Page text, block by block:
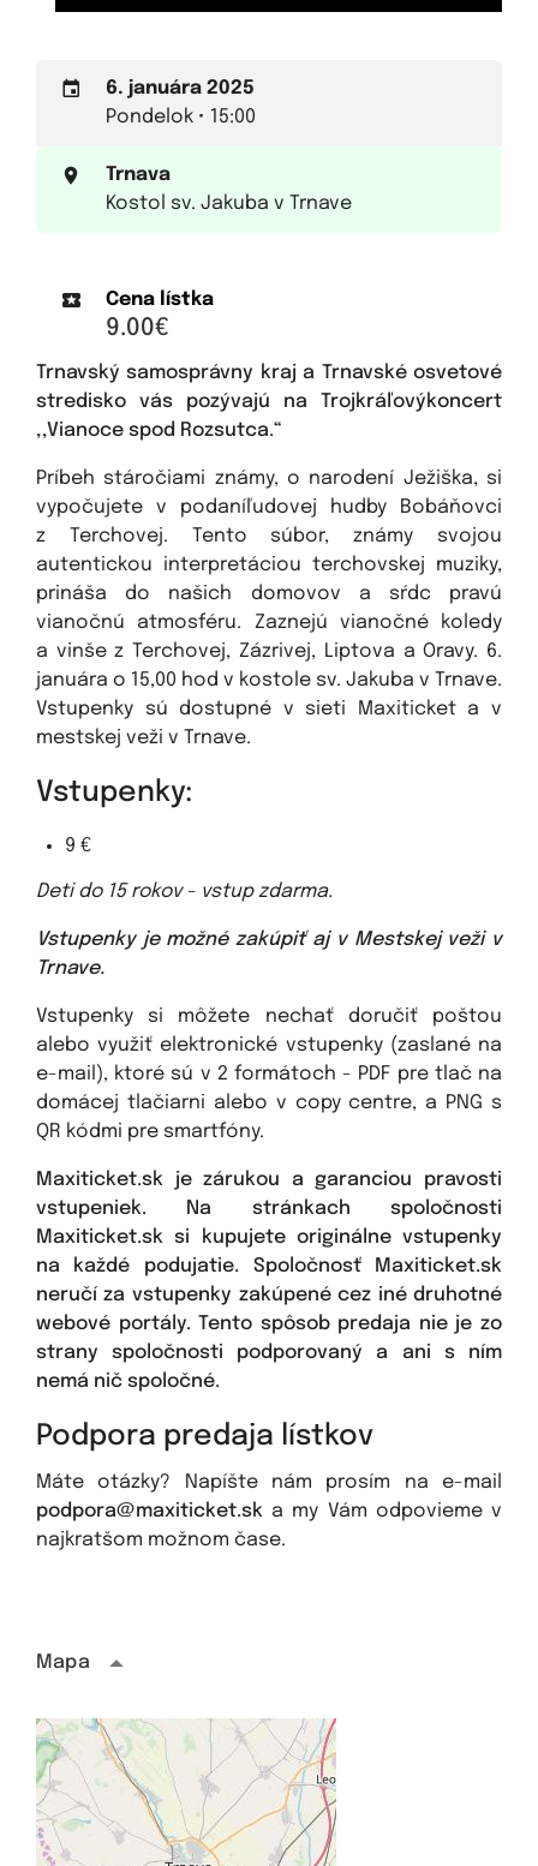
6. januára 2025
Pondelok • 15:00
Trnava
Kostol sv. Jakuba v Trnave
Cena lístka
9.00€
Trnavský samosprávny kraj a Trnavské osvetové
stredisko vás pozývajú na Trojkráľovýkoncert
,,Vianoce spod Rozsutca.“
Príbeh stáročiami známy, o narodení Ježiška, si
vypočujete v podaníľudovej hudby Bobáňovci
z Terchovej. Tento súbor, známy svojou
autentickou interpretáciou terchovskej muziky,
prináša do našich domovov a sŕdc pravú
vianočnú atmosféru. Zaznejú vianočné koledy
a vinše z Terchovej, Zázrivej, Liptova a Oravy. 6.
januára o 15,00 hod v kostole sv. Jakuba v Trnave.
Vstupenky sú dostupné v sieti Maxiticket a v
mestskej veži v Trnave.
Vstupenky:
9 €
Deti do 15 rokov - vstup zdarma.
Vstupenky je možné zakúpiť aj v Mestskej veži v
Trnave.
Vstupenky si môžete nechať doručiť poštou
alebo využiť elektronické vstupenky (zaslané na
e-mail), ktoré sú v 2 formátoch - PDF pre tlač na
domácej tlačiarni alebo v copy centre, a PNG s
QR kódmi pre smartfóny.
Maxiticket.sk je zárukou a garanciou pravosti
vstupeniek. Na stránkach spoločnosti
Maxiticket.sk si kupujete originálne vstupenky
na každé podujatie. Spoločnosť Maxiticket.sk
neručí za vstupenky zakúpené cez iné druhotné
webové portály. Tento spôsob predaja nie je zo
strany spoločnosti podporovaný a ani s ním
nemá nič spoločné.
Podpora predaja lístkov
Máte otázky? Napíšte nám prosím na e-mail
podpora@maxiticket.sk a my Vám odpovieme v
najkratšom možnom čase.
Mapa